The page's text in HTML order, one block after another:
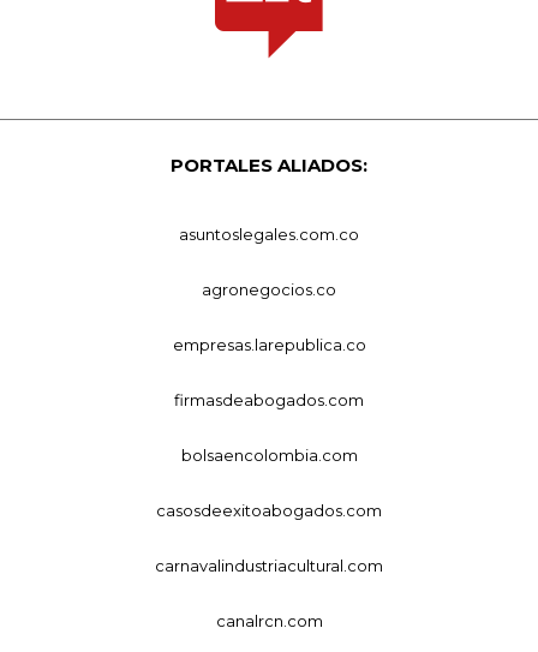
PORTALES ALIADOS:
asuntoslegales.com.co
agronegocios.co
empresas.larepublica.co
firmasdeabogados.com
bolsaencolombia.com
casosdeexitoabogados.com
carnavalindustriacultural.com
canalrcn.com